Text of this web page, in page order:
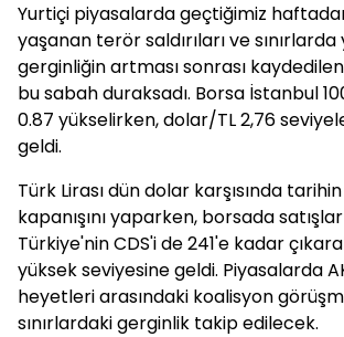
Yurtiçi piyasalarda geçtiğimiz
yaşanan terör saldırıları ve
gerginliğin artması sonrası
bu sabah duraksadı. Borsa İstanbul
0.87 yükselirken, dolar/TL 2,76
geldi.
Türk Lirası dün dolar karşısında
kapanışını yaparken, borsada
Türkiye'nin CDS'i de 241'e kadar
yüksek seviyesine geldi. Piyasalarda
heyetleri arasındaki koalisyon
sınırlardaki gerginlik takip edilecek.